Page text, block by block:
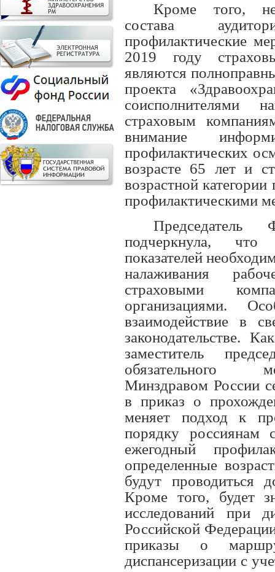
Кроме того,
состава
профилактические
2019 году
являются
проекта
соисполнителями
страховым
внимание
профилактических
возрасте 65 лет и
возрастной
профилактическими
подчеркнула,
показателей
налаживания
страховыми
организациями.
взаимодействие в
законодательстве.
заместитель
обязательного
Минздравом России
в приказ о
меняет подход к
порядку россиянам
ежегодный
определенные
будут проводиться
Кроме того, будет
исследований при
Российской
приказы о
диспансеризации с